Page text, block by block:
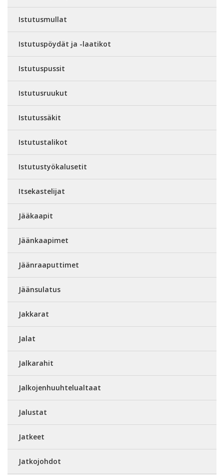
Istutusmullat
Istutuspöydät ja -laatikot
Istutuspussit
Istutusruukut
Istutussäkit
Istutustalikot
Istutustyökalusetit
Itsekastelijat
Jääkaapit
Jäänkaapimet
Jäänraaputtimet
Jäänsulatus
Jakkarat
Jalat
Jalkarahit
Jalkojenhuuhtelualtaat
Jalustat
Jatkeet
Jatkojohdot